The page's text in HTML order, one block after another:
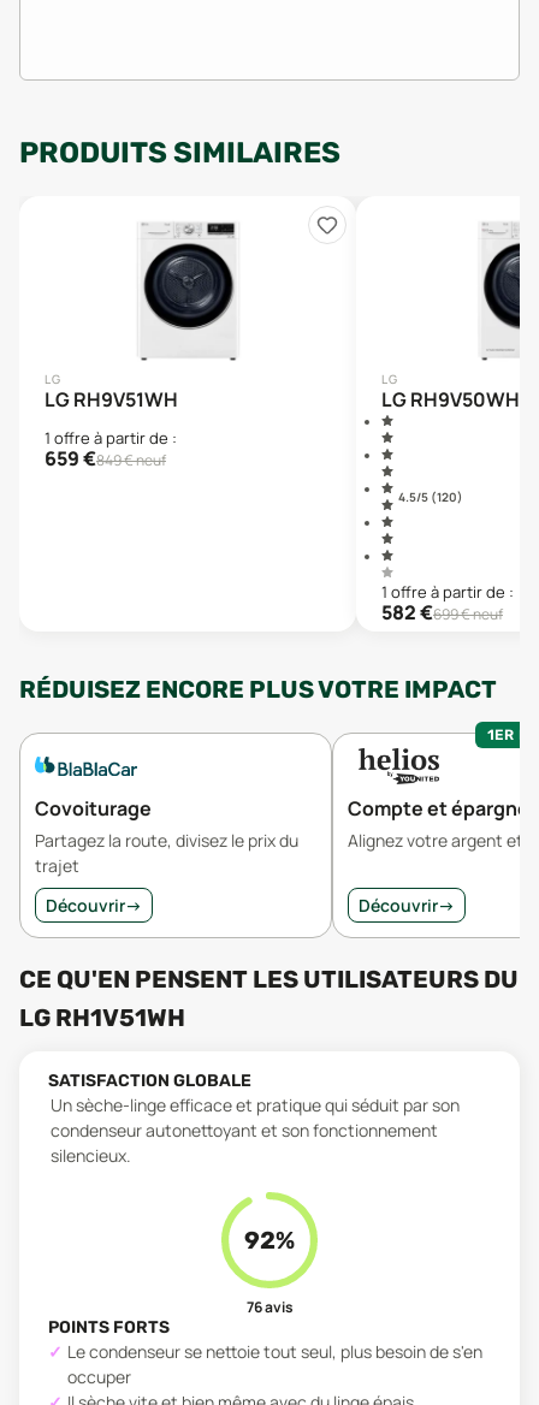
PRODUITS SIMILAIRES
LG
LG RH9V51WH
1 offre à partir de :
659€849€ neuf
LG
LG RH9V50WH
4.5/5 (120)
1 offre à partir de :
582€699€ neuf
RÉDUISEZ ENCORE PLUS VOTRE IMPACT
Covoiturage
Partagez la route, divisez le prix du
trajet
Découvrir→
1ER
Compte et épargne
Alignez votre argent et
Découvrir→
CE QU'EN PENSENT LES UTILISATEURS DU
LG RH1V51WH
SATISFACTION GLOBALE
Un sèche-linge efficace et pratique qui séduit par son
condenseur autonettoyant et son fonctionnement
silencieux.
92%
76avis
POINTS FORTS
Le condenseur se nettoie tout seul, plus besoin de s'en
occuper